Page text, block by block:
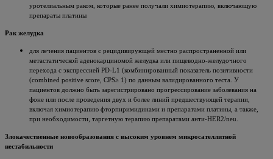
уротелиальным раком, которые ранее получали химиотерапию, включающую
препараты платины
Рак желудка
для лечения пациентов с рецидивирующей местно распространенной или
метастатической аденокарциномой желудка или пищеводно-желудочного
перехода с экспрессией PD-L1 (комбинированный показатель позитивности
(combined positive score, CPS≥ 1) по данным валидированного теста. У
пациентов должно быть зарегистрировано прогрессирование заболевания на
фоне или после проведения двух и более линий предшествующей терапии,
включая химиотерапию фторпиримидинами и препаратами платины, а также,
при необходимости, таргетную терапию препаратами анти-НЕR2/nеu.
Злокачественные новообразования с высоким уровнем микросателлитной
нестабильности